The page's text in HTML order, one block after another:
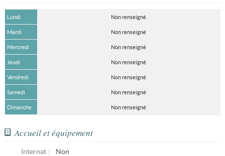
Lundi Non renseigné
Mardi Non renseigné
Mercredi Non renseigné
Jeudi Non renseigné
Vendredi Non renseigné
Samedi Non renseigné
Dimanche Non renseigné
Accueil et équipement
Internat :
Non